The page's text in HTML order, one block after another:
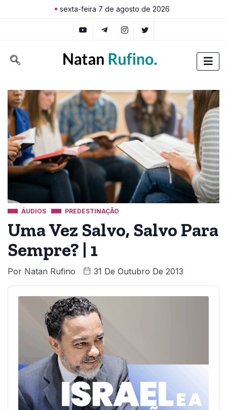
sexta-feira 7 de agosto de 2026
ÁUDIOS PREDESTINAÇÃO
Uma Vez Salvo, Salvo Para
Sempre? | 1
Por Natan Rufino 31 De Outubro De 2013
Audio
Player